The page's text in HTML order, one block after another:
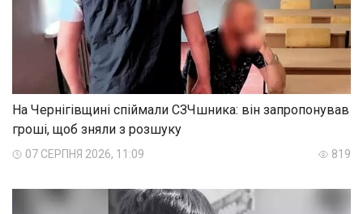
На Чернігівщині спіймали СЗЧшника: він запропонував
гроші, щоб зняли з розшуку
07 СЕРПНЯ 2026, 11:09 819